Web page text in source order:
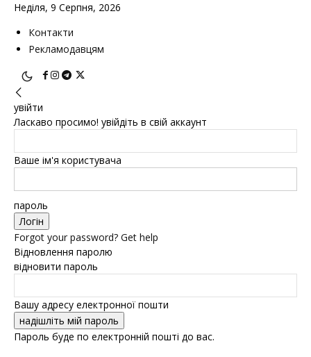
Неділя, 9 Серпня, 2026
Контакти
Рекламодавцям
увійти
Ласкаво просимо! увійдіть в свій аккаунт
Ваше ім'я користувача
пароль
Forgot your password? Get help
Відновлення паролю
відновити пароль
Вашу адресу електронної пошти
Пароль буде по електронній пошті до вас.